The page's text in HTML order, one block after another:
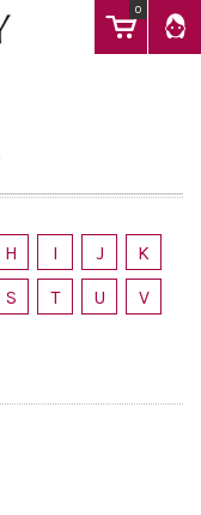
0
H I J
K
S T U
V